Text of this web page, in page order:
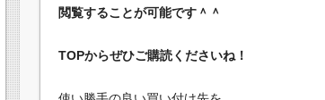
閲覧することが可能です＾＾
TOPからぜひご購読くださいね！